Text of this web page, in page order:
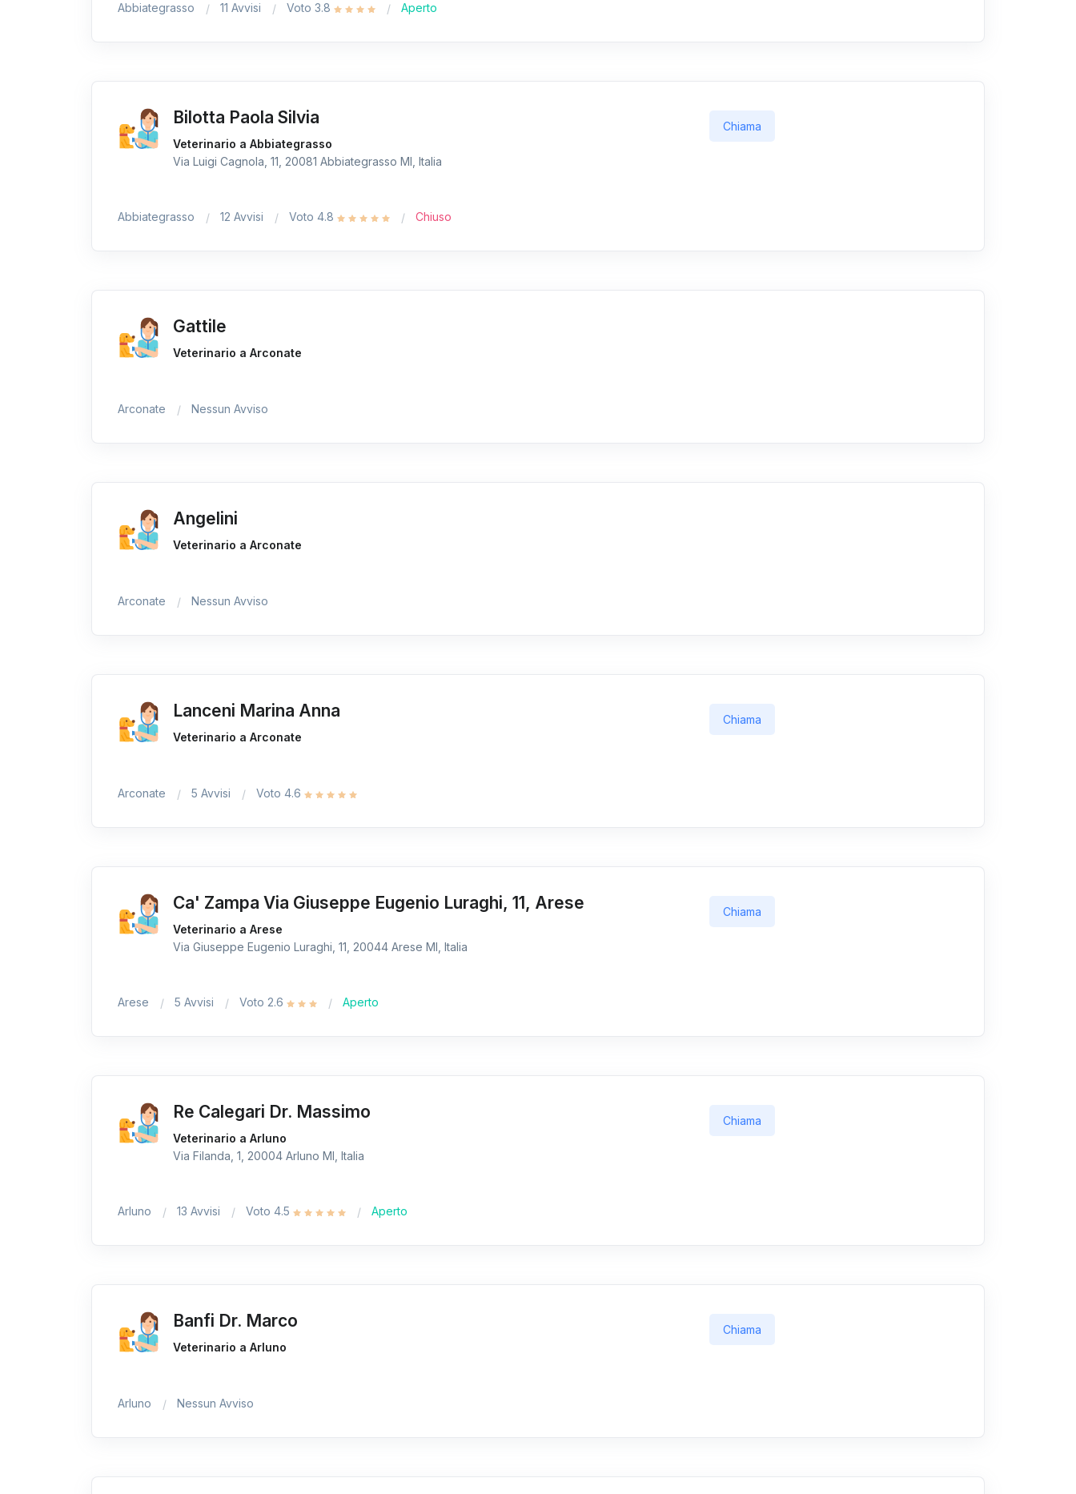
Abbiategrasso 11 Avvisi Voto 3.8 Aperto
Bilotta Paola Silvia
Veterinario a Abbiategrasso
Via Luigi Cagnola, 11, 20081 Abbiategrasso MI, Italia
Chiama
Abbiategrasso 12 Avvisi Voto 4.8 Chiuso
Gattile
Veterinario a Arconate
Arconate Nessun Avviso
Angelini
Veterinario a Arconate
Arconate Nessun Avviso
Lanceni Marina Anna
Veterinario a Arconate
Chiama
Arconate 5 Avvisi Voto 4.6
Ca' Zampa Via Giuseppe Eugenio Luraghi, 11, Arese
Veterinario a Arese
Via Giuseppe Eugenio Luraghi, 11, 20044 Arese MI, Italia
Chiama
Arese 5 Avvisi Voto 2.6 Aperto
Re Calegari Dr. Massimo
Veterinario a Arluno
Via Filanda, 1, 20004 Arluno MI, Italia
Chiama
Arluno 13 Avvisi Voto 4.5 Aperto
Banfi Dr. Marco
Veterinario a Arluno
Chiama
Arluno Nessun Avviso